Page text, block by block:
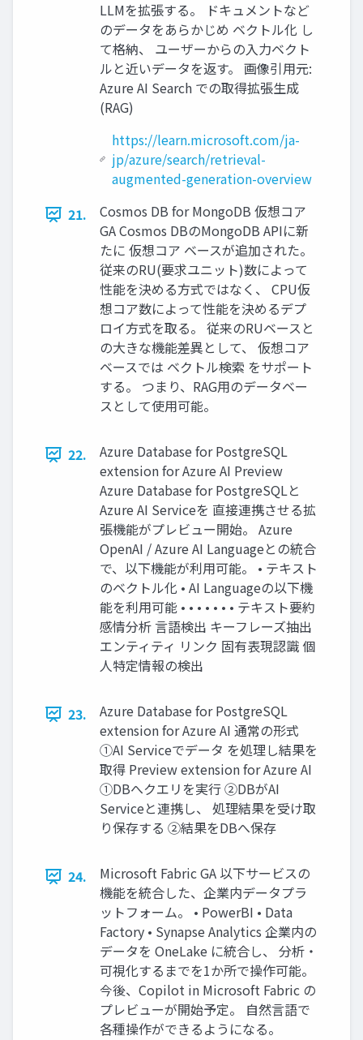
LLMを拡張する。 ドキュメントなど
のデータをあらかじめ ベクトル化 し
て格納、 ユーザーからの入力ベクト
ルと近いデータを返す。 画像引用元:
Azure AI Search での取得拡張生成
(RAG)
https://learn.microsoft.com/ja-
jp/azure/search/retrieval-
augmented-generation-overview
21.
Cosmos DB for MongoDB 仮想コア
GA Cosmos DBのMongoDB APIに新
たに 仮想コア ベースが追加された。
従来のRU(要求ユニット)数によって
性能を決める方式ではなく、 CPU仮
想コア数によって性能を決めるデプ
ロイ方式を取る。 従来のRUベースと
の大きな機能差異として、 仮想コア
ベースでは ベクトル検索 をサポート
する。 つまり、RAG用のデータベー
スとして使用可能。
22.
Azure Database for PostgreSQL
extension for Azure AI Preview
Azure Database for PostgreSQLと
Azure AI Serviceを 直接連携させる拡
張機能がプレビュー開始。 Azure
OpenAI / Azure AI Languageとの統合
で、以下機能が利用可能。 • テキスト
のベクトル化 • AI Languageの以下機
能を利用可能 • • • • • • • テキスト要約
感情分析 言語検出 キーフレーズ抽出
エンティティ リンク 固有表現認識 個
人特定情報の検出
23.
Azure Database for PostgreSQL
extension for Azure AI 通常の形式
①AI Serviceでデータ を処理し結果を
取得 Preview extension for Azure AI
①DBへクエリを実行 ②DBがAI
Serviceと連携し、 処理結果を受け取
り保存する ②結果をDBへ保存
24.
Microsoft Fabric GA 以下サービスの
機能を統合した、企業内データプラ
ットフォーム。 • PowerBI • Data
Factory • Synapse Analytics 企業内の
データを OneLake に統合し、 分析・
可視化するまでを1か所で操作可能。
今後、Copilot in Microsoft Fabric の
プレビューが開始予定。 自然言語で
各種操作ができるようになる。